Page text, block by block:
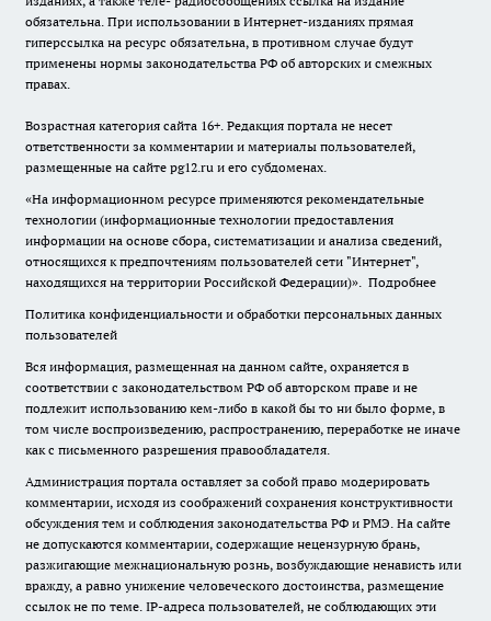
обязательна. При использовании в Интернет-изданиях прямая
гиперссылка на ресурс обязательна, в противном случае будут
применены нормы законодательства РФ об авторских и смежных
правах.
Возрастная категория сайта 16+. Редакция портала не несет
ответственности за комментарии и материалы пользователей,
размещенные на сайте pg12.ru и его субдоменах.
«На информационном ресурсе применяются рекомендательные
технологии (информационные технологии предоставления
информации на основе сбора, систематизации и анализа сведений,
относящихся к предпочтениям пользователей сети "Интернет",
находящихся на территории Российской Федерации)». Подробнее
Политика конфиденциальности и обработки персональных данных
пользователей
Вся информация, размещенная на данном сайте, охраняется в
соответствии с законодательством РФ об авторском праве и не
подлежит использованию кем-либо в какой бы то ни было форме, в
том числе воспроизведению, распространению, переработке не иначе
как с письменного разрешения правообладателя.
Администрация портала оставляет за собой право модерировать
комментарии, исходя из соображений сохранения конструктивности
обсуждения тем и соблюдения законодательства РФ и РМЭ. На сайте
не допускаются комментарии, содержащие нецензурную брань,
разжигающие межнациональную рознь, возбуждающие ненависть или
вражду, а равно унижение человеческого достоинства, размещение
ссылок не по теме. IP-адреса пользователей, не соблюдающих эти